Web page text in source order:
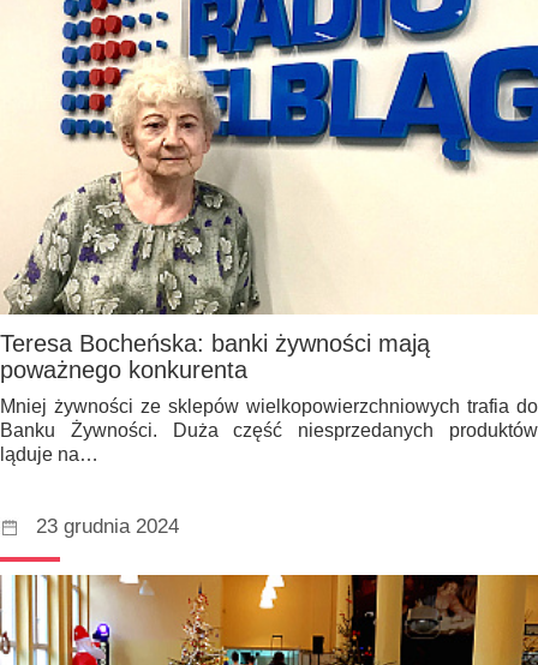
Teresa Bocheńska: banki żywności mają
poważnego konkurenta
Mniej żywności ze sklepów wielkopowierzchniowych trafia do
Banku Żywności. Duża część niesprzedanych produktów
ląduje na…
23 grudnia 2024